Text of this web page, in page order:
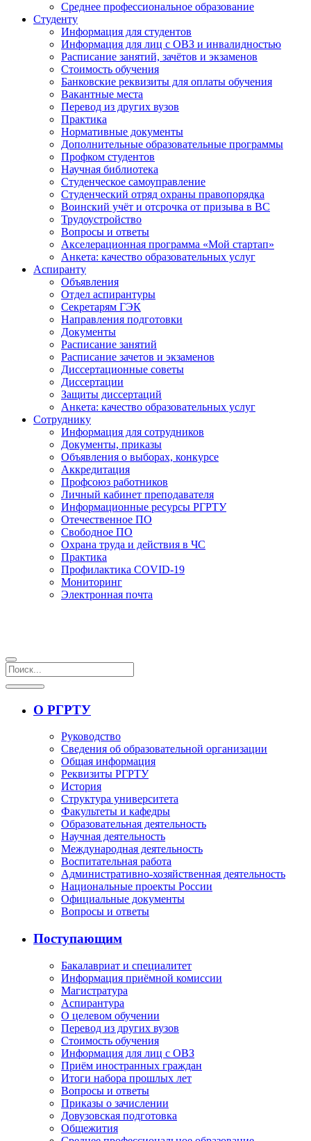
Среднее профессиональное образование
Студенту
Информация для студентов
Информация для лиц с ОВЗ и инвалидностью
Расписание занятий, зачётов и экзаменов
Стоимость обучения
Банковские реквизиты для оплаты обучения
Вакантные места
Перевод из других вузов
Практика
Нормативные документы
Дополнительные образовательные программы
Профком студентов
Научная библиотека
Студенческое самоуправление
Студенческий отряд охраны правопорядка
Воинский учёт и отсрочка от призыва в ВС
Трудоустройство
Вопросы и ответы
Акселерационная программа «Мой стартап»
Анкета: качество образовательных услуг
Аспиранту
Объявления
Отдел аспирантуры
Секретарям ГЭК
Направления подготовки
Документы
Расписание занятий
Расписание зачетов и экзаменов
Диссертационные советы
Диссертации
Защиты диссертаций
Анкета: качество образовательных услуг
Сотруднику
Информация для сотрудников
Документы, приказы
Объявления о выборах, конкурсе
Аккредитация
Профсоюз работников
Личный кабинет преподавателя
Информационные ресурсы РГРТУ
Отечественное ПО
Свободное ПО
Охрана труда и действия в ЧС
Практика
Профилактика COVID-19
Мониторинг
Электронная почта
О РГРТУ
Руководство
Сведения об образовательной организации
Общая информация
Реквизиты РГРТУ
История
Структура университета
Факультеты и кафедры
Образовательная деятельность
Научная деятельность
Международная деятельность
Воспитательная работа
Административно-хозяйственная деятельность
Национальные проекты России
Официальные документы
Вопросы и ответы
Поступающим
Бакалавриат и специалитет
Информация приёмной комиссии
Магистратура
Аспирантура
О целевом обучении
Перевод из других вузов
Стоимость обучения
Информация для лиц с ОВЗ
Приём иностранных граждан
Итоги набора прошлых лет
Вопросы и ответы
Приказы о зачислении
Довузовская подготовка
Общежития